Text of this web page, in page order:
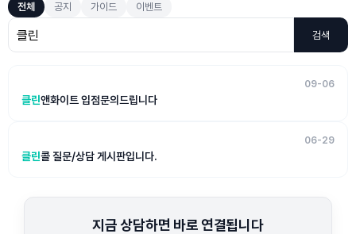
전체 공지 가이드 이벤트
검색
09-06
클린앤화이트 입점문의드립니다
06-29
클린콜 질문/상담 게시판입니다.
지금 상담하면 바로 연결됩니다